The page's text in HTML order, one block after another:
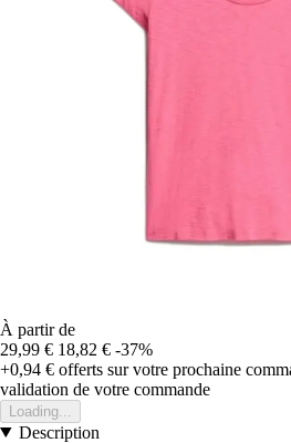
À partir de
29,99 € 18,82 € -37%
+0,94 € offerts sur votre prochaine
validation de votre commande
Loading...
Description